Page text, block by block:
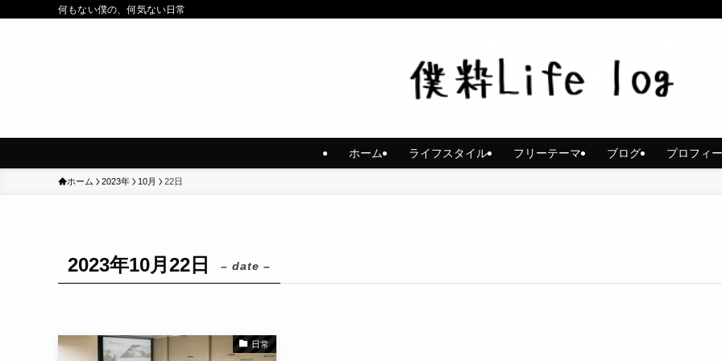
何もない僕の、何気ない日常
ホーム ライフスタイル フリーテーマ ブログ プロフィ
ホーム 2023年 10月 22日
2023年10月22日 – date –
日常